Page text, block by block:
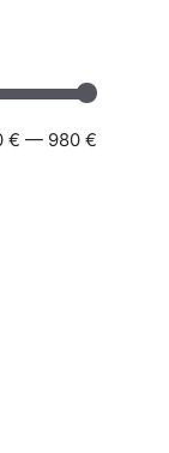
€ — 980 €